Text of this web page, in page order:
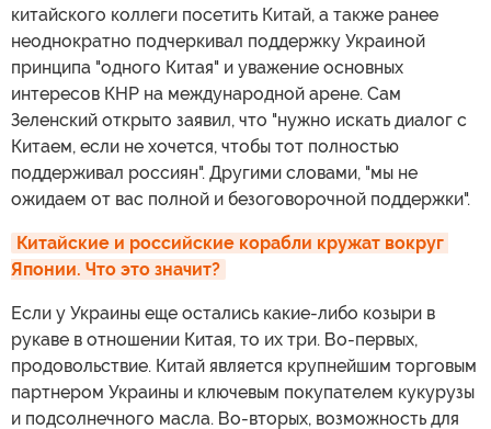
китайского коллеги посетить Китай, а также ранее
неоднократно подчеркивал поддержку Украиной
принципа "одного Китая" и уважение основных
интересов КНР на международной арене. Сам
Зеленский открыто заявил, что "нужно искать диалог с
Китаем, если не хочется, чтобы тот полностью
поддерживал россиян". Другими словами, "мы не
ожидаем от вас полной и безоговорочной поддержки".
Китайские и российские корабли кружат вокруг
Японии. Что это значит?
Если у Украины еще остались какие-либо козыри в
рукаве в отношении Китая, то их три. Во-первых,
продовольствие. Китай является крупнейшим торговым
партнером Украины и ключевым покупателем кукурузы
и подсолнечного масла. Во-вторых, возможность для